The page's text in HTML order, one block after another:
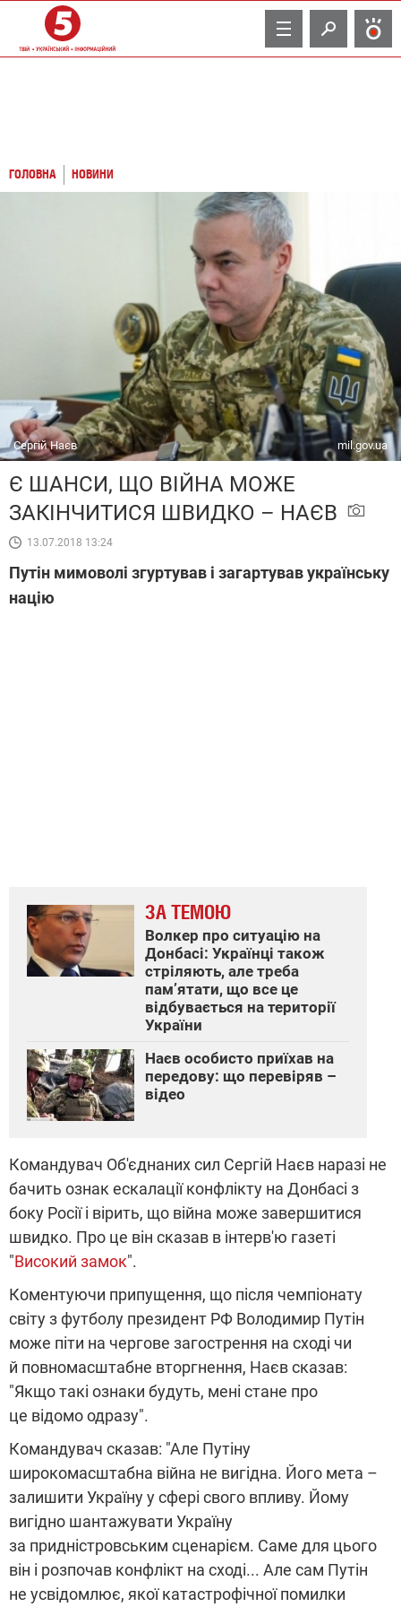
TV
ГОЛОВНА НОВИНИ
Сергій Наєв mil.gov.ua
Є ШАНСИ, ЩО ВІЙНА МОЖЕ
ЗАКІНЧИТИСЯ ШВИДКО – НАЄВ
13.07.2018 13:24
Путін мимоволі згуртував і загартував українську
націю
ЗА ТЕМОЮ
Волкер про ситуацію на
Донбасі: Українці також
стріляють, але треба
пам’ятати, що все це
відбувається на території
України
Наєв особисто приїхав на
передову: що перевіряв –
відео
Командувач Об'єднаних сил Сергій Наєв наразі не
бачить ознак ескалації конфлікту на Донбасі з
боку Росії і вірить, що війна може завершитися
швидко. Про це він сказав в інтерв'ю газеті
"Високий замок".
Коментуючи припущення, що після чемпіонату
світу з футболу президент РФ Володимир Путін
може піти на чергове загострення на сході чи
й повномасштабне вторгнення, Наєв сказав:
"Якщо такі ознаки будуть, мені стане про
це відомо одразу".
Командувач сказав: "Але Путіну
широкомасштабна війна не вигідна. Його мета –
залишити Україну у сфері свого впливу. Йому
вигідно шантажувати Україну
за придністровським сценарієм. Саме для цього
він і розпочав конфлікт на сході... Але сам Путін
не усвідомлює, якої катастрофічної помилки